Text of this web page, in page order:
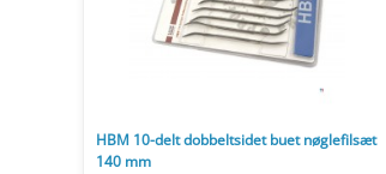
HBM 10-delt dobbeltsidet buet nøglefilsæt
140 mm